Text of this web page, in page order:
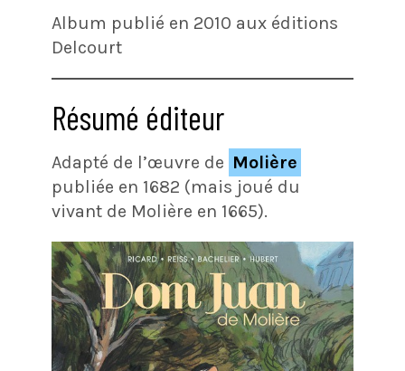
Album publié en 2010 aux éditions
Delcourt
Résumé éditeur
Adapté de l’œuvre de Molière
publiée en 1682 (mais joué du
vivant de Molière en 1665).